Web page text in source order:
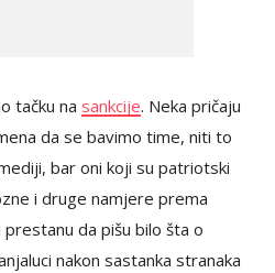
tačku na sankcije. Neka pričaju
da se bavimo time, niti to
bar oni koji su patriotski
i druge namjere prema
da pišu bilo šta o
nakon sastanka stranaka